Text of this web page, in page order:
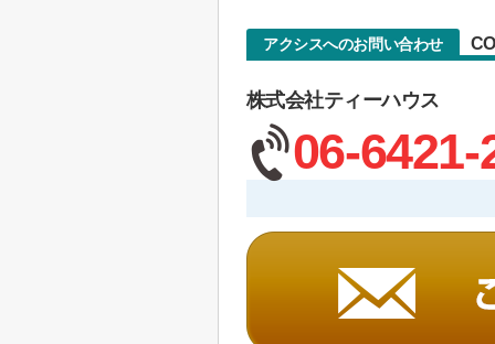
アクシスへのお問い合わせ
株式会社ティーハウス
06-6421-